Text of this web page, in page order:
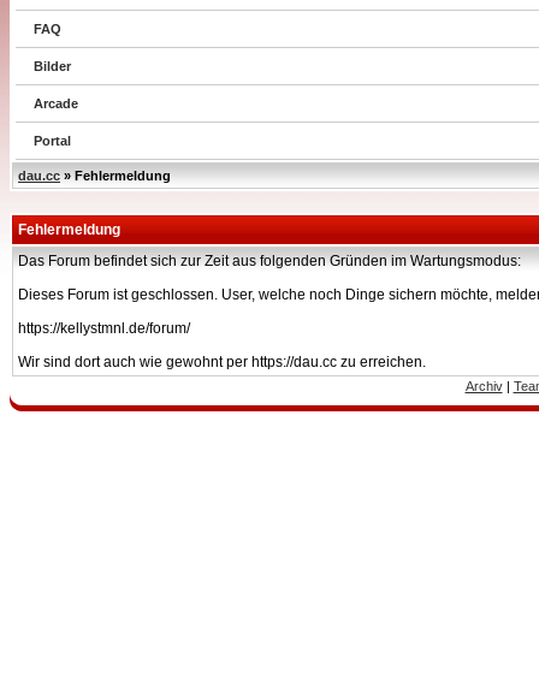
FAQ
Bilder
Arcade
Portal
dau.cc » Fehlermeldung
Fehlermeldung
Das Forum befindet sich zur Zeit aus folgenden Gründen im Wartungsmodus:
Dieses Forum ist geschlossen. User, welche noch Dinge sichern möchte,
https://kellystmnl.de/forum/
Wir sind dort auch wie gewohnt per https://dau.cc zu erreichen.
Archiv|